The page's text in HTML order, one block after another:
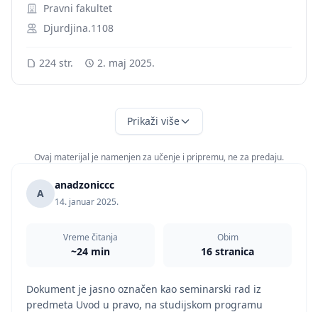
Pravni fakultet
Djurdjina.1108
224 str. 2. maj 2025.
Prikaži više
Ovaj materijal je namenjen za učenje i pripremu, ne za predaju.
A
anadzoniccc
14. januar 2025.
Vreme čitanja
~24 min
Obim
16 stranica
Dokument je jasno označen kao seminarski rad iz
predmeta Uvod u pravo, na studijskom programu